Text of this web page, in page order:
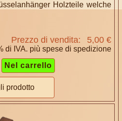
Holzteile welche
Prezzo di vendita: 5,00 €
di IVA. più spese di spedizione
prodotto